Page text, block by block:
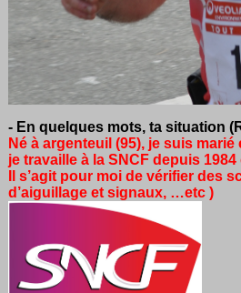
- En quelques mots, ta situation
Né à argenteuil (95), je suis marié
je travaille à la SNCF depuis
Il s’agit pour moi de vérifier
d’aiguillage et signaux, …etc )